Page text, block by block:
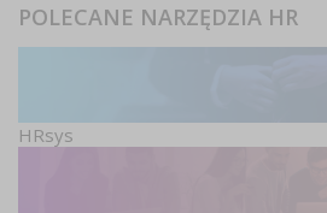
POLECANE NARZĘDZIA HR
HRsys